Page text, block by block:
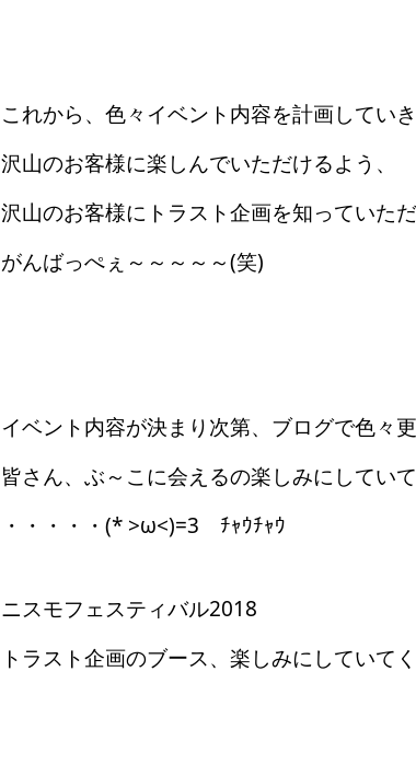
これから、色々イベント内容を計画してい
沢山のお客様に楽しんでいただけるよう、
沢山のお客様にトラスト企画を知っていた
がんばっぺぇ～～～～～(笑)
イベント内容が決まり次第、ブログで色々
皆さん、ぶ～こに会えるの楽しみにしてい
・・・・・(* >ω<)=3 ﾁｬｳﾁｬｳ
ニスモフェスティバル2018
トラスト企画のブース、楽しみにしていて